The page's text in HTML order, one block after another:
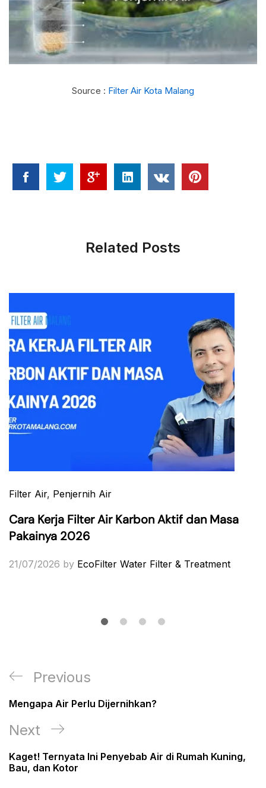
Source : Filter Air Kota Malang
Related Posts
Filter Air, Penjernih Air
Cara Kerja Filter Air Karbon Aktif dan Masa
Pakainya 2026
21/07/2026 by EcoFilter Water Filter & Treatment
Post
Previous
Post
Previous
Mengapa Air Perlu Dijernihkan?
Next
Post
Next
Kaget! Ternyata Ini Penyebab Air di Rumah Kuning,
Bau, dan Kotor